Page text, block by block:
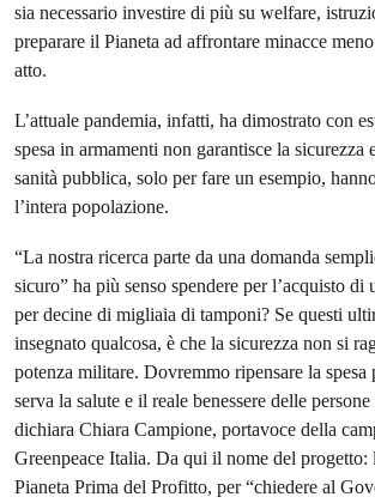
sia necessario investire di più su welfare,
preparare il Pianeta ad affrontare minacce
atto.
L’attuale pandemia, infatti, ha dimostrato con
spesa in armamenti non garantisce la sicurezza
sanità pubblica, solo per fare un esempio,
l’intera popolazione.
“La nostra ricerca parte da una domanda
sicuro” ha più senso spendere per l’acquisto di
per decine di migliaia di tamponi? Se questi
insegnato qualcosa, è che la sicurezza non si
potenza militare. Dovremmo ripensare la
serva la salute e il reale benessere delle
dichiara Chiara Campione, portavoce della
Greenpeace Italia. Da qui il nome del progetto:
Pianeta Prima del Profitto, per “chiedere al